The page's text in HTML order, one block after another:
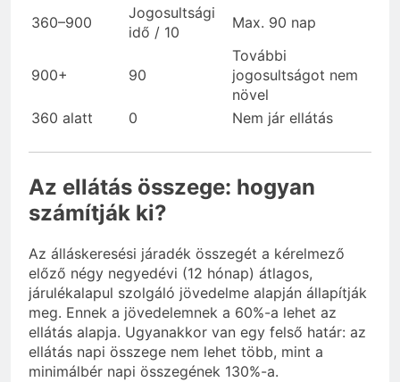
360–900
Jogosultsági
idő / 10
Max. 90 nap
900+ 90
További
jogosultságot nem
növel
360 alatt
0 Nem jár ellátás
Az ellátás összege: hogyan
számítják ki?
Az álláskeresési járadék összegét a kérelmező
előző négy negyedévi (12 hónap) átlagos,
járulékalapul szolgáló jövedelme alapján állapítják
meg. Ennek a jövedelemnek a 60%-a lehet az
ellátás alapja. Ugyanakkor van egy felső határ: az
ellátás napi összege nem lehet több, mint a
minimálbér napi összegének 130%-a.